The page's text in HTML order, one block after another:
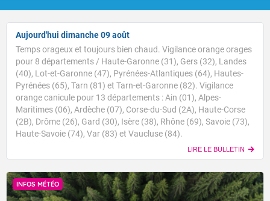
Aujourd'hui dimanche 09 août
Temps orageux et toujours bien chaud. Vigilance orange orages
pour 8 départements / Haute-Garonne (31), Gers (32), Landes
(40), Lot-et-Garonne (47), Pyrénées-Atlantiques (64), Hautes-
Pyrénées (65), Tarn (81) et Tarn-et-Garonne (82). Vigilance
orange canicule pour 13 départements : Ain (01), Alpes-
Maritimes (06), Ardèche (07), Corse-du-Sud (2A), Haute-Corse
(2B), Drôme (26), Gard (30), Isère (38), Rhône (69), Savoie (73),
Haute-Savoie (74), Var (83) et Vaucluse (84).
LIRE LE BULLETIN
INFOS MÉTÉO